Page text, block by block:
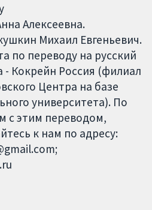
Алексеевна.
Михаил Евгеньевич.
по переводу на русский
- Кокрейн Россия (филиал
Центра на базе
университета). По
с этим переводом,
к нам по адресу: